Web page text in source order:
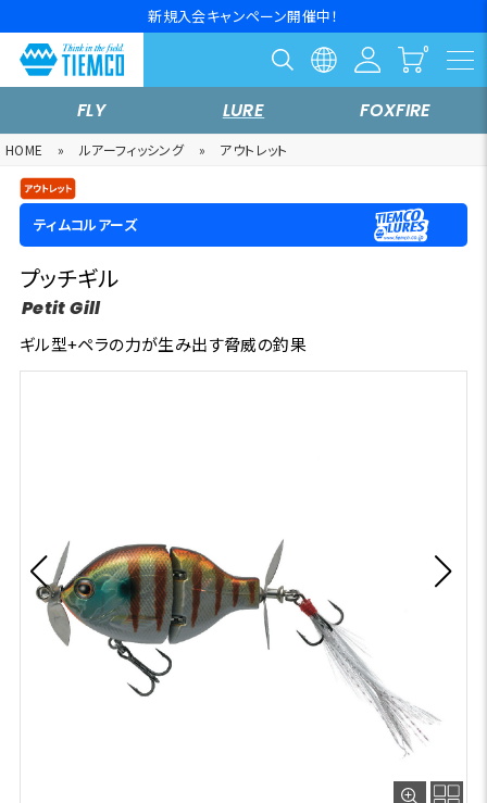
新規入会キャンペーン開催中！
FLY LURE FOXFIRE
HOME » ルアーフィッシング » アウトレット
ティムコルアーズ
プッチギル
Petit Gill
ギル型+ペラの力が生み出す脅威の釣果